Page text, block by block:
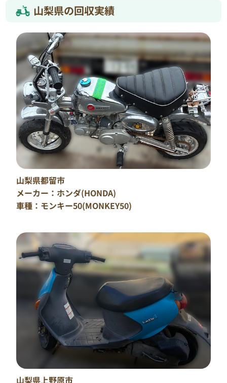
ン”さんは既に回収された方の事例とかも掲載されて
いたのですごく安心できましたとのこと。
当日の立ち合いが難しいとのお話でしたが、既に廃
車手続きが済んでいたバイクでしたので”お立ち合い
なしでも引き取り可能”と言う点が”バイクリサイク
ルジャパン”に決めた理由だそうです。
K様のようにお忙しい方でも廃車手続き済みでした
ら、当日お立ち合いなしでの回収が可能ですので担
当者に一度ご相談ください。
このようにお忙しい方や所有者本人がお立ち会いで
きない場合、故障で動かないバイク…などなど。
バイクの処分・引き取りでお困りの際には、ぜひ一
度”バイクリサイクルジャパン”にお問い合わせくだ
さい。
可能な限りご依頼者様のご希望に添えるよう調整・
アドバイスをさせていただきます。
当社を含めたグループ会社全体で回収させていただい
台以上を回収させていただき、圧倒的な数のお客様か
らご依頼をいただくとともに、暖かい感謝のお言葉
を頂戴しております。
乗らなくなったバイクや故障した原付などの無料引
き取りは、”バイクリサイクルジャパン”に安心して
お任せください。
山梨県の回収実績
山梨県都留市
メーカー：ホンダ(HONDA)
車種：モンキー50(MONKEY50)
山梨県上野原市